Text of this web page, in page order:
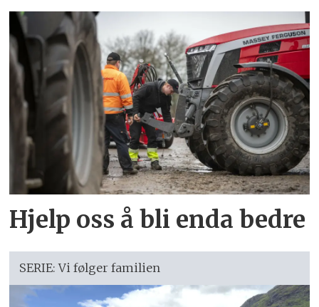
Hjelp oss å bli enda bedre
SERIE: Vi følger familien